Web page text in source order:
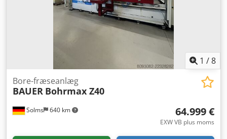
1 /8
Solms 640 km
Bore-fræseanlæg
BAUER Bohrmax Z40
64.999 €
EXW VB plus moms